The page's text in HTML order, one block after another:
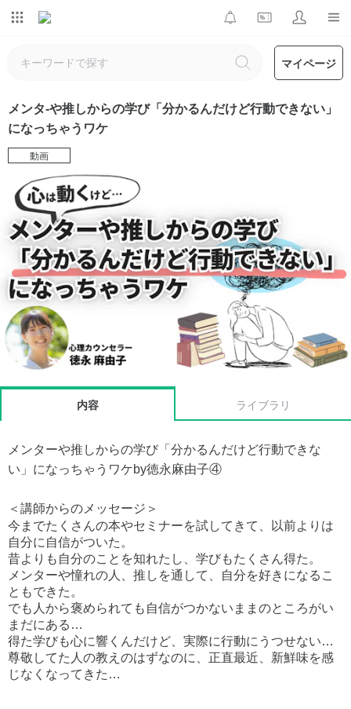
マイページ
メンタ-や推しからの学び「分かるんだけど行動できない」
になっちゃうワケ
動画
内容 ライブラリ
メンターや推しからの学び「分かるんだけど行動できな
い」になっちゃうワケby徳永麻由子④
＜講師からのメッセージ＞
今までたくさんの本やセミナーを試してきて、以前よりは
自分に自信がついた。
昔よりも自分のことを知れたし、学びもたくさん得た。
メンターや憧れの人、推しを通して、自分を好きになるこ
ともできた。
でも人から褒められても自信がつかないままのところがい
まだにある…
得た学びも心に響くんだけど、実際に行動にうつせない…
尊敬してた人の教えのはずなのに、正直最近、新鮮味を感
じなくなってきた…